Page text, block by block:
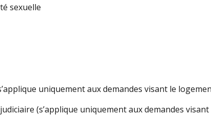
sexuelle
uniquement aux demandes visant le
judiciaire (s’applique uniquement aux demandes